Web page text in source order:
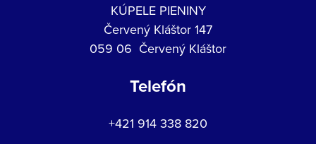
KÚPELE PIENINY
Červený Kláštor 147
059 06 Červený Kláštor
Telefón
+421 914 338 820